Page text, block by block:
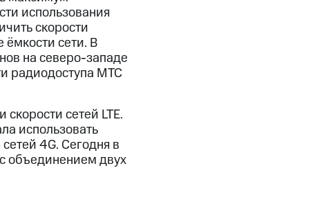
использования
скорости
сети. В
на северо-западе
радиодоступа МТС
сетей LTE.
использовать
4G. Сегодня в
объединением двух